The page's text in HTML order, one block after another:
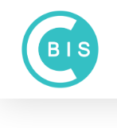
main
content